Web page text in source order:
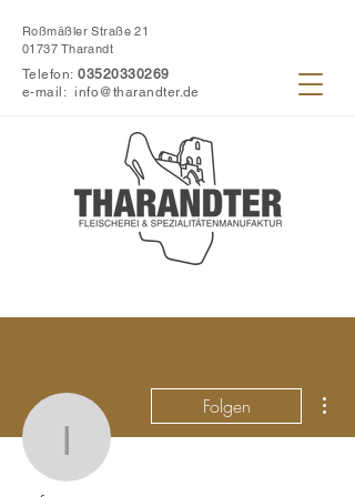
Roßmäßler Straße 21
01737 Tharandt
Telefon: 03520330269
e-mail:info@tharandter.de
info996255
Folgen